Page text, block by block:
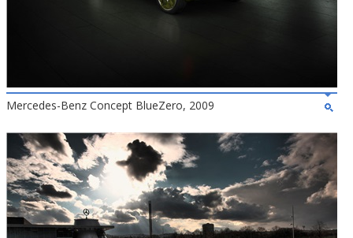
Mercedes-Benz Concept BlueZero, 2009